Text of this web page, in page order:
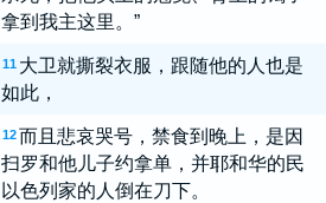
拿到我主这里。”
11 大卫就撕裂衣服，跟随他的人也是
如此，
12 而且悲哀哭号，禁食到晚上，是因
扫罗和他儿子约拿单，并耶和华的民
以色列家的人倒在刀下。